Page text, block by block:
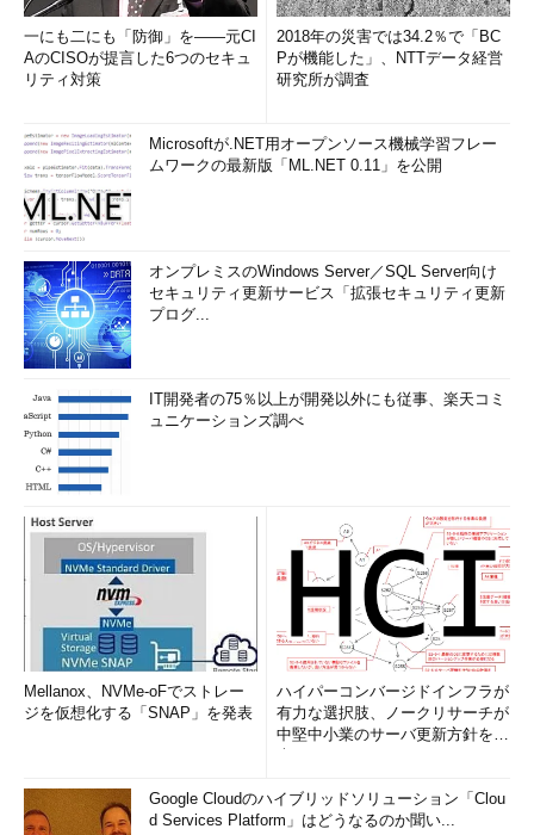
一にも二にも「防御」を――元CI
AのCISOが提言した6つのセキュ
リティ対策
2018年の災害では34.2％で「BC
Pが機能した」、NTTデータ経営
研究所が調査
Microsoftが.NET用オープンソース機械学習フレー
ムワークの最新版「ML.NET 0.11」を公開
オンプレミスのWindows Server／SQL Server向け
セキュリティ更新サービス「拡張セキュリティ更新
プログ...
IT開発者の75％以上が開発以外にも従事、楽天コミ
ュニケーションズ調べ
Mellanox、NVMe-oFでストレー
ジを仮想化する「SNAP」を発表
ハイパーコンバージドインフラが
有力な選択肢、ノークリサーチが
中堅中小業のサーバ更新方針を調
Google Cloudのハイブリッドソリューション「Clou
d Services Platform」はどうなるのか聞い...